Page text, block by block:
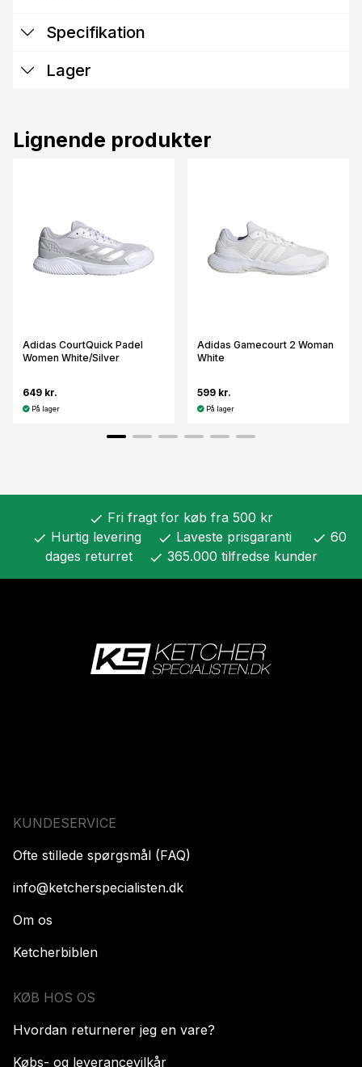
Specifikation
Lager
Lignende produkter
Adidas CourtQuick Padel
Women White/Silver
649 kr.
På lager
Adidas Gamecourt 2 Woman
White
599 kr.
På lager
check Fri fragt for køb fra 500 kr
check Hurtig levering check Laveste prisgaranti check 60
dages returret
check 365.000 tilfredse kunder
KUNDESERVICE
Ofte stillede spørgsmål (FAQ)
info@ketcherspecialisten.dk
Om os
Ketcherbiblen
KØB HOS OS
Hvordan returnerer jeg en vare?
Købs- og leverancevilkår